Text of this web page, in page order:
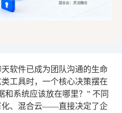
软件已成为团队沟通的生命
工具时，一个核心决策摆在
和系统应该放在哪里？” 不同
、混合云——直接决定了企